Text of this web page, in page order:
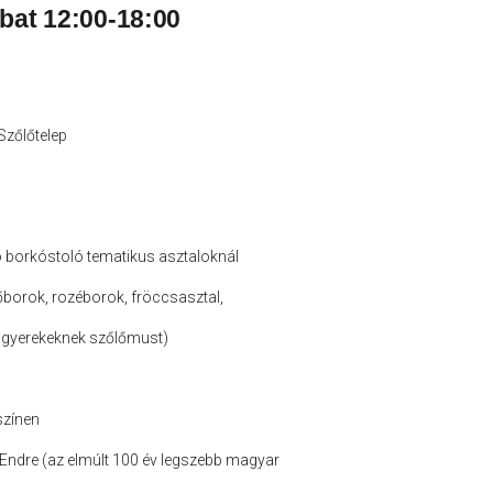
12:00-18:00
tematikus asztaloknál
rozéborok, fröccsasztal,
szőlőmust)
(az elmúlt 100 év legszebb magyar